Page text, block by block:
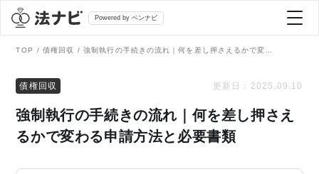
Powered by ベンナビ
全て
弁護士を探す
TOP 債権回収
債権回収 更新日： 2025.09.10
強制執行の手続きの流れ｜何を差し押さえ
るかで変わる申請方法と必要書類